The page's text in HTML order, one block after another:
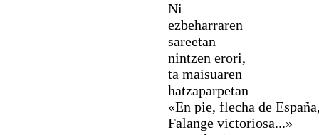
Ni
ezbeharraren
sareetan
nintzen erori,
ta maisuaren
hatzaparpetan
«En pie, flecha de
Falange victoriosa...»